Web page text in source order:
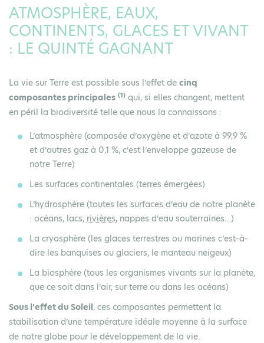
ATMOSPHÈRE, EAUX,
CONTINENTS, GLACES ET VIVANT
: LE QUINTÉ GAGNANT
La vie sur Terre est possible sous l’effet de cinq
composantes principales (1) qui, si elles changent, mettent
en péril la biodiversité telle que nous la connaissons :
L’atmosphère (composée d’oxygène et d’azote à 99,9 %
et d’autres gaz à 0,1 %, c’est l’enveloppe gazeuse de
notre Terre)
Les surfaces continentales (terres émergées)
L’hydrosphère (toutes les surfaces d’eau de notre planète
: océans, lacs, rivières, nappes d’eau souterraines…)
La cryosphère (les glaces terrestres ou marines c’est-à-
dire les banquises ou glaciers, le manteau neigeux)
La biosphère (tous les organismes vivants sur la planète,
que ce soit dans l’air, sur terre ou dans les océans)
Sous l’effet du Soleil, ces composantes permettent la
stabilisation d’une température idéale moyenne à la surface
de notre globe pour le développement de la vie.